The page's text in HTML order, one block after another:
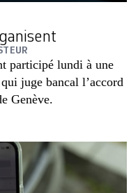
participé lundi à une
juge bancal l’accord
Genève.